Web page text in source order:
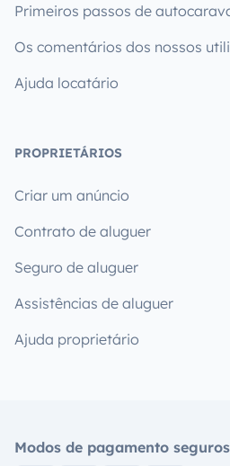
Primeiros passos de
Os comentários dos nossos
Ajuda locatário
PROPRIETÁRIOS
Criar um anúncio
Contrato de aluguer
Seguro de aluguer
Assistências de aluguer
Ajuda proprietário
Modos de pagamento seguros